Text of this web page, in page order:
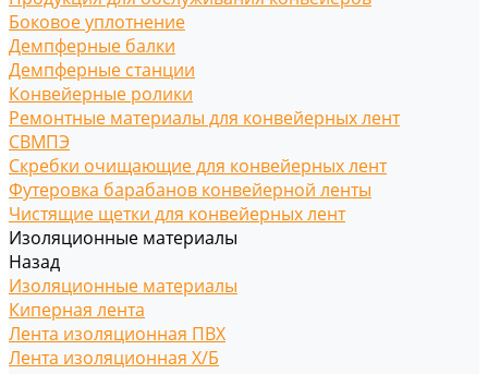
Боковое уплотнение
Демпферные балки
Демпферные станции
Конвейерные ролики
Ремонтные материалы для конвейерных лент
СВМПЭ
Скребки очищающие для конвейерных лент
Футеровка барабанов конвейерной ленты
Чистящие щетки для конвейерных лент
Изоляционные материалы
Назад
Изоляционные материалы
Киперная лента
Лента изоляционная ПВХ
Лента изоляционная Х/Б